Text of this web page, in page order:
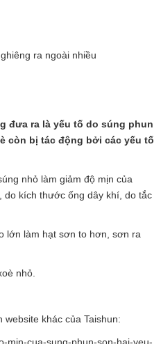
ra ngoài nhiều
đưa ra là yếu tố do súng phun
còn bị tác động bởi các yếu tố
nhỏ làm giảm độ mịn của
do kích thước ống dây khí, do tắc
lớn làm hạt sơn to hơn, sơn ra
nhỏ.
khác của Taishun: